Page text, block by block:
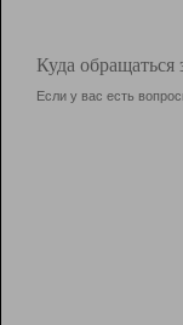
Куда
Если у вас есть